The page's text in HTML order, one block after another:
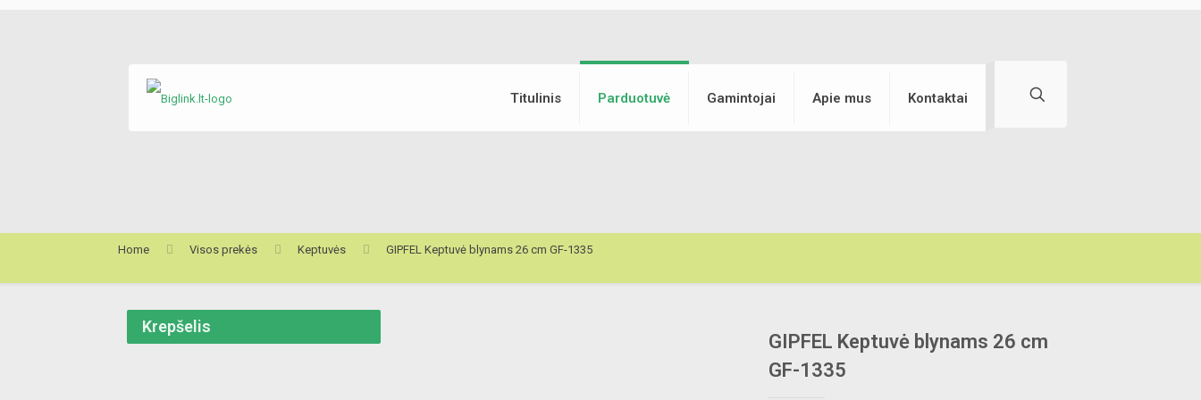
Titulinis Parduotuvė Gamintojai Apie mus Kontaktai
Home Visos prekės Keptuvės GIPFEL Keptuvė blynams 26 cm GF-1335
GIPFEL Keptuvė blynams 26 cm
GF-1335
Krepšelis